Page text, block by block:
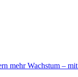
mehr Wachstum –